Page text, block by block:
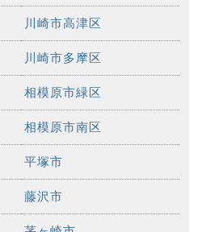
川崎市高津区
川崎市多摩区
相模原市緑区
相模原市南区
平塚市
藤沢市